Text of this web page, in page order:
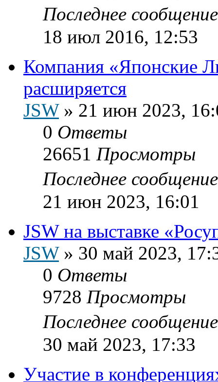
Последнее
18 июл 2016, 12:53
Компания «Японские
расширяется
JSW» 21 июн 2023,
0 Ответы
26651 Просмотры
Последнее
21 июн 2023, 16:01
JSW на выставке
JSW» 30 май 2023,
0 Ответы
9728 Просмотры
Последнее
30 май 2023, 17:33
Участие в